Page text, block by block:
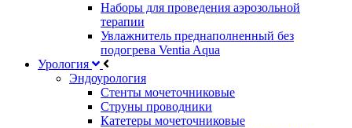
Наборы для проведения аэрозольной
терапии
Увлажнитель преднаполненный без
подогрева Ventia Aqua
Урология
Эндоурология
Стенты мочеточниковые
Струны проводники
Катетеры мочеточниковые